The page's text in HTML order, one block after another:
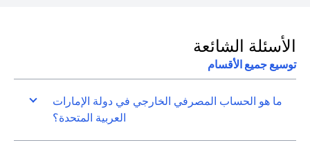
الأسئلة الشائعة
توسيع جميع الأقسام
ما هو الحساب المصرفي الخارجي في دولة الإمارات
العربية المتحدة؟